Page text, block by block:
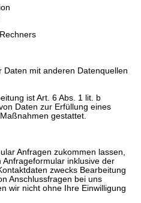
Daten mit anderen Datenquellen
ist Art. 6 Abs. 1 lit. b
Daten zur Erfüllung eines
gestattet.
Anfragen zukommen lassen,
inklusive der
zwecks Bearbeitung
Anschlussfragen bei uns
wir nicht ohne Ihre Einwilligung